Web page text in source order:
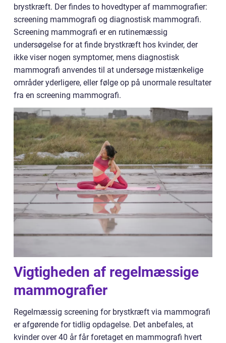
brystkræft. Der findes to hovedtyper af mammografier:
screening mammografi og diagnostisk mammografi.
Screening mammografi er en rutinemæssig
undersøgelse for at finde brystkræft hos kvinder, der
ikke viser nogen symptomer, mens diagnostisk
mammografi anvendes til at undersøge mistænkelige
områder yderligere, eller følge op på unormale resultater
fra en screening mammografi.
Vigtigheden af regelmæssige
mammografier
Regelmæssig screening for brystkræft via mammografi
er afgørende for tidlig opdagelse. Det anbefales, at
kvinder over 40 år får foretaget en mammografi hvert